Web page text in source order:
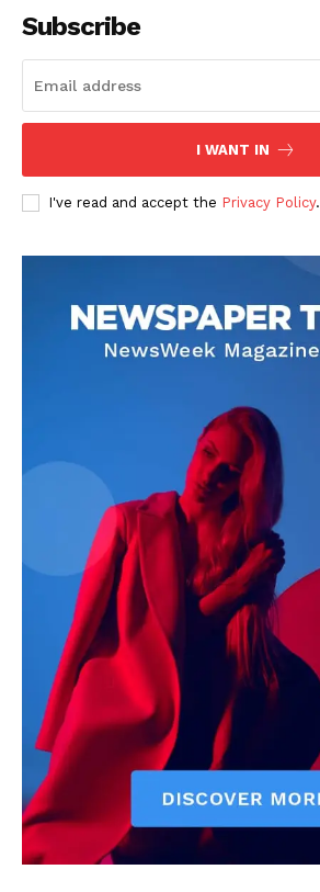
DOWNLOAD NOW
AIN NEWS 1
Contact Us
About Us
Privacy Policy
Terms of Use Agreement
Facebook
X WhatsApp
Share
Subscribe
I WANT IN
I've read and accept the Privacy Policy.